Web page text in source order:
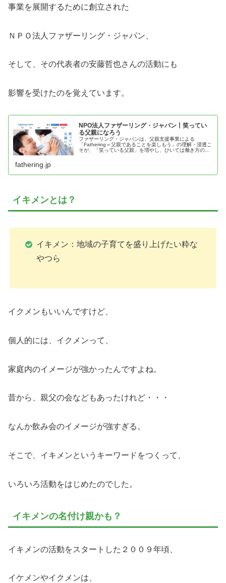
事業を展開するために創立された
ＮＰＯ法人ファザーリング・ジャパン、
そして、その代表者の安藤哲也さんの活動にも
影響を受けたのを覚えています。
NPO法人ファザーリング・ジャパン丨笑ってい
る父親になろう
ファザーリング・ジャパンは、父親支援事業による
「Fathering＝父親であることを楽しもう」の理解・浸透こ
そが、「笑っている父親」を増やし、ひいては働き方の見
fathering.jp
イキメンとは？
イキメン：地域の子育てを盛り上げたい粋な
やつら
イクメンもいいんですけど、
個人的には、イクメンって、
家庭内のイメージが強かったんですよね。
昔から、親父の会などもあったけれど・・・
なんか飲み会のイメージが強すぎる。
そこで、イキメンというキーワードをつくって、
いろいろ活動をはじめたのでした。
イキメンの名付け親かも？
イキメンの活動をスタートした２００９年頃、
イケメンやイクメンは、